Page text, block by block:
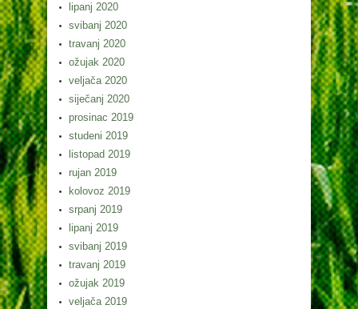
lipanj 2020
svibanj 2020
travanj 2020
ožujak 2020
veljača 2020
siječanj 2020
prosinac 2019
studeni 2019
listopad 2019
rujan 2019
kolovoz 2019
srpanj 2019
lipanj 2019
svibanj 2019
travanj 2019
ožujak 2019
veljača 2019